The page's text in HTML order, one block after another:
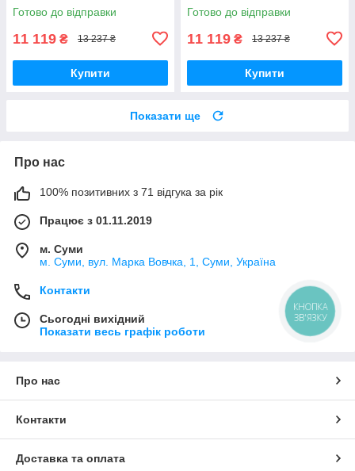
Готово до відправки
11 119 ₴ 13 237 ₴
Купити
Готово до відправки
11 119 ₴ 13 237 ₴
Купити
Показати ще
Про нас
100% позитивних з 71 відгука за рік
Працює з 01.11.2019
м. Суми
м. Суми, вул. Марка Вовчка, 1, Суми, Україна
Контакти
Сьогодні вихідний
Показати весь графік роботи
Про нас
Контакти
Доставка та оплата
КНОПКА
ЗВ'ЯЗКУ